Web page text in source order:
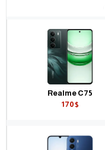
Realme C75
170$